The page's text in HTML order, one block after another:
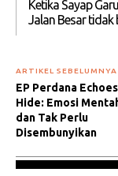
Ketika Sayap
Jalan Besar tidak
ARTIKEL SEBELUMNYA
EP Perdana
Hide: Emosi
dan Tak Perlu
Disembunyikan